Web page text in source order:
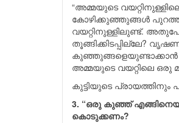
“അമ്മയുടെ
കോഴിക്കുഞ്ഞുങ്ങള്‍
വയറ്റിനുള്ളിലുണ്ട്.
തൂങ്ങിക്കിടപ്പില്ലേ?
കുഞ്ഞുങ്ങളെയുണ്ടാക്കാന്‍
അമ്മയുടെ വയറ്റിലെ ഒരു
കുട്ടിയുടെ
3. “ഒരു കുഞ്ഞ്
കൊടുക്കണം?